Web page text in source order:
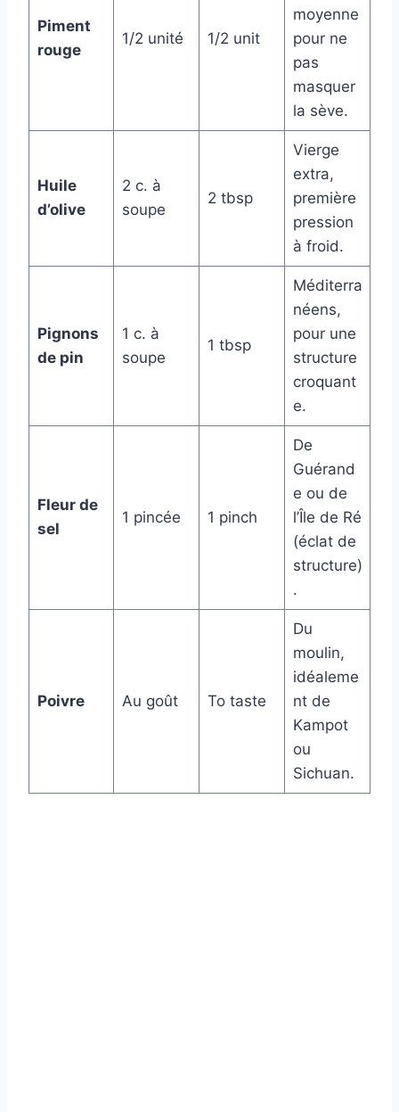
Piment
rouge
1/2 unité 1/2 unit
moyenne
pour ne
pas
masquer
la sève.
Huile
d’olive
2 c. à
soupe
2 tbsp
Vierge
extra,
première
pression
à froid.
Pignons
de pin
1 c. à
soupe
1 tbsp
Méditerra
néens,
pour une
structure
croquant
e.
Fleur de
sel
1 pincée 1 pinch
De
Guérand
e ou de
l’Île de Ré
(éclat de
structure)
.
Poivre Au goût To taste
Du
moulin,
idéaleme
nt de
Kampot
ou
Sichuan.